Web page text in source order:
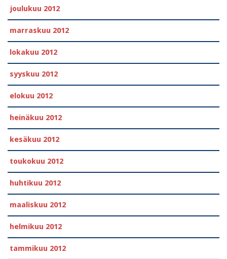
joulukuu 2012
marraskuu 2012
lokakuu 2012
syyskuu 2012
elokuu 2012
heinäkuu 2012
kesäkuu 2012
toukokuu 2012
huhtikuu 2012
maaliskuu 2012
helmikuu 2012
tammikuu 2012